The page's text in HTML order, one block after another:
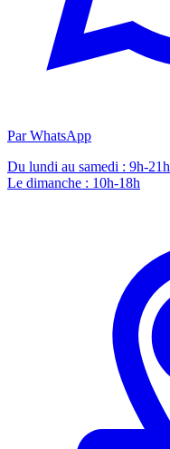
Par WhatsApp
Du lundi au samedi : 9h-21h
Le dimanche : 10h-18h